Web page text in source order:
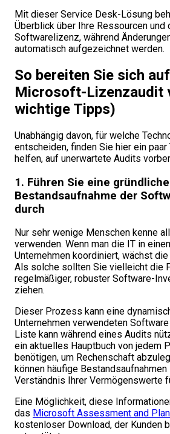
Mit dieser Service Desk-Lösung
Überblick über Ihre Ressourcen und
Softwarelizenz, während
automatisch aufgezeichnet werden.
So bereiten Sie sich
Microsoft-Lizenzaudit
wichtige Tipps)
Unabhängig davon, für welche
entscheiden, finden Sie hier ein
helfen, auf unerwartete Audits
1. Führen Sie eine gründliche
Bestandsaufnahme der
durch
Nur sehr wenige Menschen kenne
verwenden. Wenn man die IT in
Unternehmen koordiniert, wächst
Als solche sollten Sie vielleicht die
regelmäßiger, robuster Software-
ziehen.
Dieser Prozess kann eine
Unternehmen verwendeten
Liste kann während eines Audits
ein aktuelles Hauptbuch von jedem
benötigen, um Rechenschaft
können häufige
Verständnis Ihrer Vermögenswerte
Eine Möglichkeit, diese
das Microsoft Assessment and
kostenloser Download, der Kunden